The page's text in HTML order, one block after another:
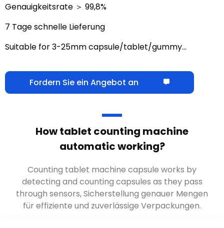
Genauigkeitsrate ＞ 99,8%
7 Tage schnelle Lieferung
Geeignet für 3–25 mm große
Fordern Sie ein Angebot an
Wie die Tablettenzählmaschine
Das Zählen von Tablettenmaschinenkapseln
funktioniert durch das Erkennen und Zählen von
Kapseln, während sie durch Sensoren laufen,